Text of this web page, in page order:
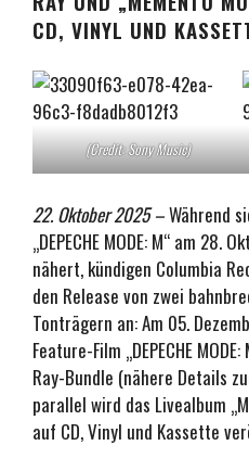
CD, VINYL UND
(Credit: Sony Music)
22. Oktober 2025 –Während
„DEPECHE MODE: M“ am 28.
nähert, kündigen Columbia
den Release von zwei
Tonträgern an: Am 05.
Feature-Film „DEPECHE
Ray-Bundle (nähere Details
parallel wird das Livealbum
auf CD, Vinyl und Kassette